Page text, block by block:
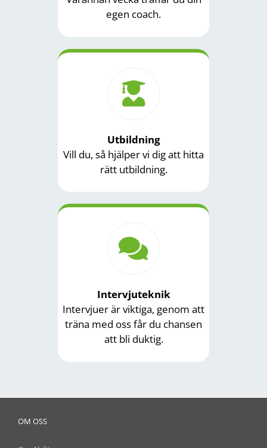
egen coach.
Utbildning
Vill du, så hjälper vi dig att hitta
rätt utbildning.
Intervjuteknik
Intervjuer är viktiga, genom att
träna med oss får du chansen
att bli duktig.
OM OSS